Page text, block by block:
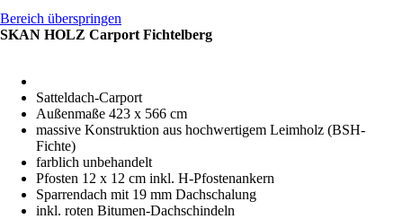
Bereich überspringen
SKAN HOLZ Carport Fichtelberg
Satteldach-Carport
Außenmaße 423 x 566 cm
massive Konstruktion aus hochwertigem Leimholz (BSH-
Fichte)
farblich unbehandelt
Pfosten 12 x 12 cm inkl. H-Pfostenankern
Sparrendach mit 19 mm Dachschalung
inkl. roten Bitumen-Dachschindeln